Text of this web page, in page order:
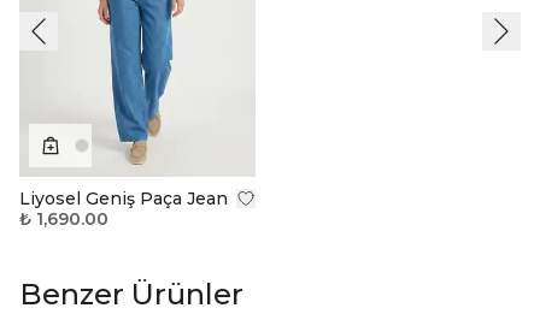
Liyosel Geniş Paça Jean
₺ 1,690.00
Benzer Ürünler